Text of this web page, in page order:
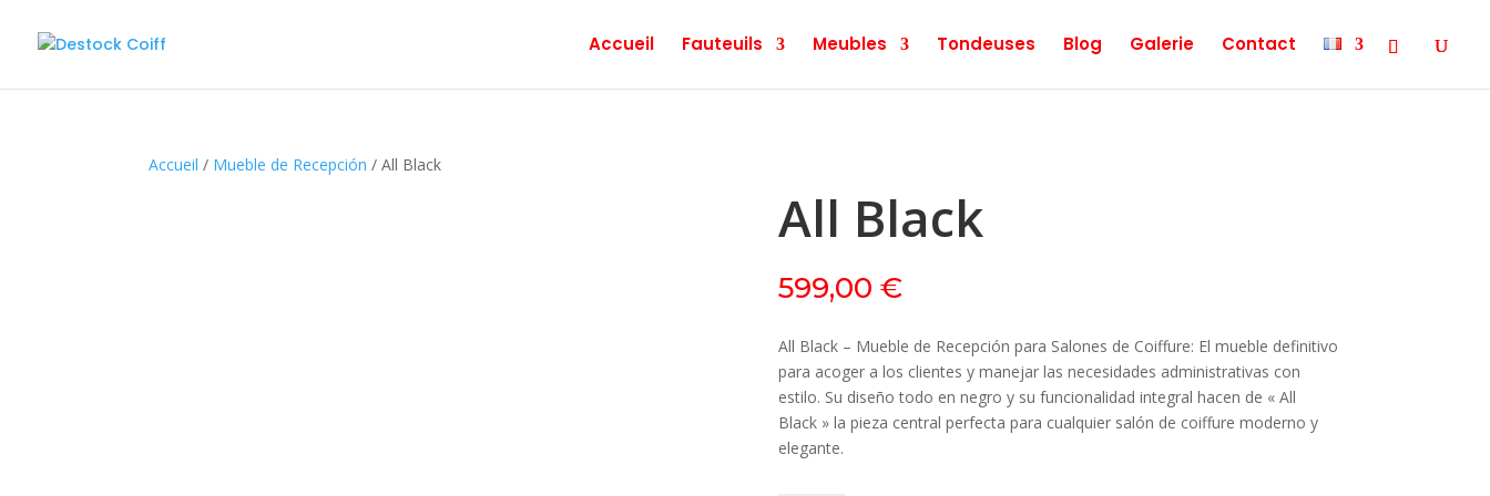
Accueil Fauteuils Meubles Tondeuses Blog Galerie Contact
Accueil / Mueble de Recepción / All Black
All Black
599,00 €
All Black – Mueble de Recepción para Salones de Coiffure: El mueble definitivo
para acoger a los clientes y manejar las necesidades administrativas con
estilo. Su diseño todo en negro y su funcionalidad integral hacen de « All
Black » la pieza central perfecta para cualquier salón de coiffure moderno y
elegante.